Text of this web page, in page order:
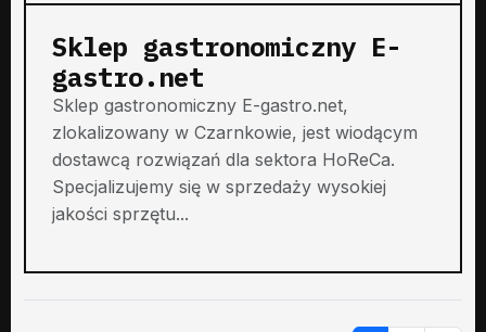
Sklep gastronomiczny E-
gastro.net
Sklep gastronomiczny E-gastro.net,
zlokalizowany w Czarnkowie, jest wiodącym
dostawcą rozwiązań dla sektora HoReCa.
Specjalizujemy się w sprzedaży wysokiej
jakości sprzętu...